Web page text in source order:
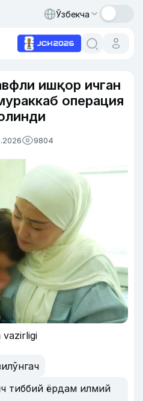
Ўзбекча
ишқор ичган
операция
9804
vazirligi
тиббий ёрдам илмий